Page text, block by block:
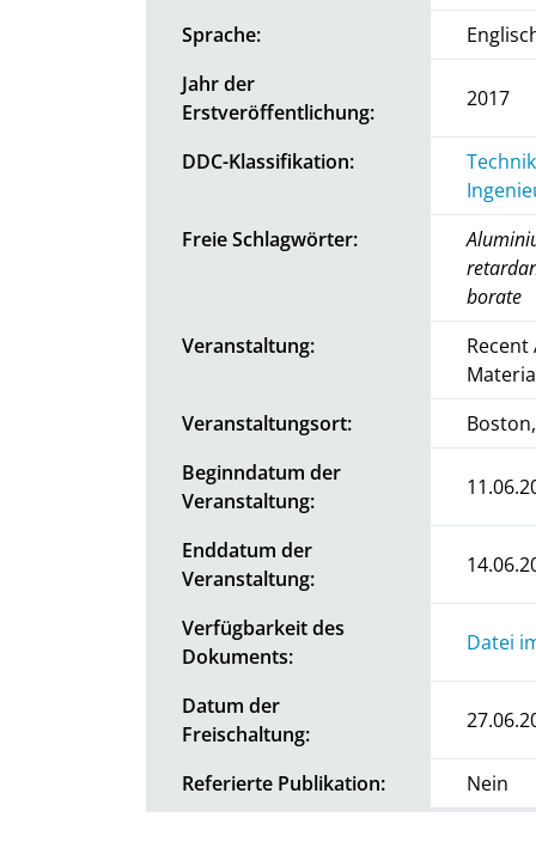
Sprache:
Jahr der
Erstveröffentlichung:
2017
DDC-Klassifikation:
Freie Schlagwörter:
borate
Veranstaltung:
Veranstaltungsort:
Beginndatum der
Veranstaltung:
Enddatum der
Veranstaltung:
Verfügbarkeit des
Dokuments:
Datei
Datum der
Freischaltung:
Referierte Publikation: Nein